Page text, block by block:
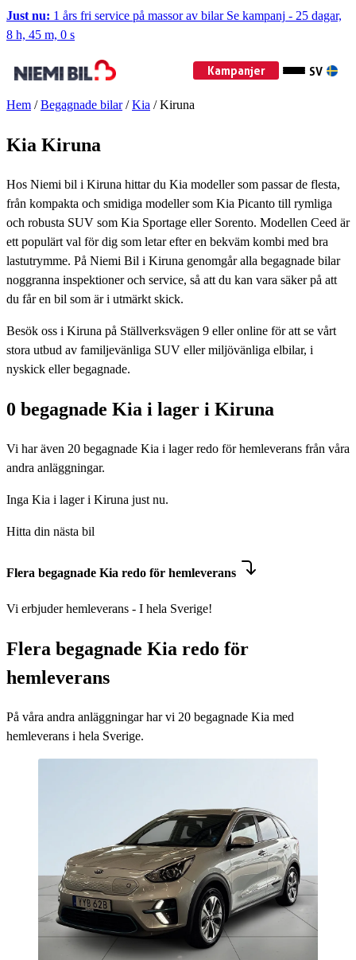
Just nu: 1 års fri service på massor av bilar Se kampanj - 25 dagar,
8 h, 44 m, 59 s
Kampanjer SV
Hem / Begagnade bilar / Kia / Kiruna
Kia Kiruna
Hos Niemi bil i Kiruna hittar du Kia modeller som passar de flesta,
från kompakta och smidiga modeller som Kia Picanto till rymliga
och robusta SUV som Kia Sportage eller Sorento. Modellen Ceed är
ett populärt val för dig som letar efter en bekväm kombi med bra
lastutrymme. På Niemi Bil i Kiruna genomgår alla begagnade bilar
noggranna inspektioner och service, så att du kan vara säker på att
du får en bil som är i utmärkt skick.
Besök oss i Kiruna på Ställverksvägen 9 eller online för att se vårt
stora utbud av familjevänliga SUV eller miljövänliga elbilar, i
nyskick eller begagnade.
0 begagnade Kia i lager i Kiruna
Vi har även 20 begagnade Kia i lager redo för hemleverans från våra
andra anläggningar.
Inga Kia i lager i Kiruna just nu.
Hitta din nästa bil
Flera begagnade Kia redo för hemleverans
Vi erbjuder hemleverans - I hela Sverige!
Flera begagnade Kia redo för
hemleverans
På våra andra anläggningar har vi 20 begagnade Kia med
hemleverans i hela Sverige.